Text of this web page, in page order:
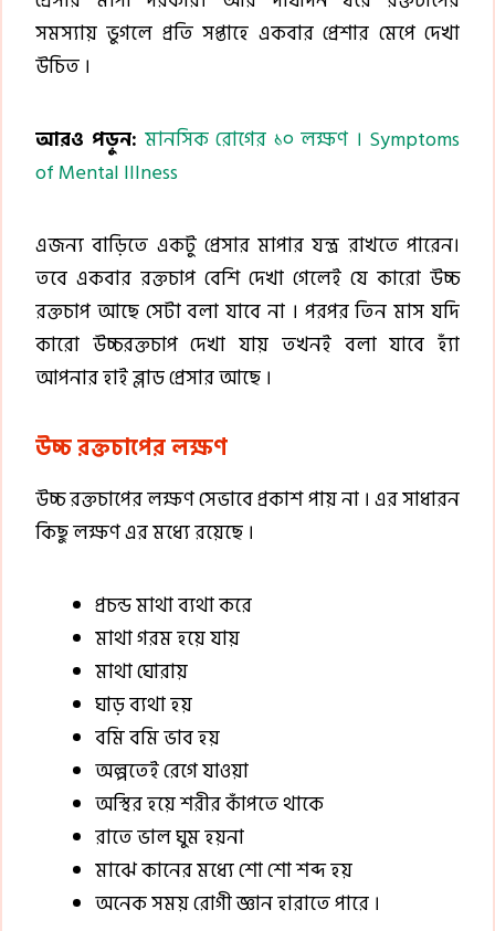
সমস্যায় ভুগলে প্রতি সপ্তাহে একবার প্রেশার মেপে দেখা
উচিত ।
আরও পড়ুন: মানসিক রোগের ১০ লক্ষণ । Symptoms
of Mental Illness
এজন্য বাড়িতে একটু প্রেসার মাপার যন্ত্র রাখতে পারেন।
তবে একবার রক্তচাপ বেশি দেখা গেলেই যে কারো উচ্চ
রক্তচাপ আছে সেটা বলা যাবে না । পরপর তিন মাস যদি
কারো উচ্চরক্তচাপ দেখা যায় তখনই বলা যাবে হ্যাঁ
আপনার হাই ব্লাড প্রেসার আছে ।
উচ্চ রক্তচাপের লক্ষণ
উচ্চ রক্তচাপের লক্ষণ সেভাবে প্রকাশ পায় না । এর সাধারন
কিছু লক্ষণ এর মধ্যে রয়েছে ।
প্রচন্ড মাথা ব্যথা করে
মাথা গরম হয়ে যায়
মাথা ঘোরায়
ঘাড় ব্যথা হয়
বমি বমি ভাব হয়
অল্পতেই রেগে যাওয়া
অস্থির হয়ে শরীর কাঁপতে থাকে
রাতে ভাল ঘুম হয়না
মাঝে কানের মধ্যে শো শো শব্দ হয়
অনেক সময় রোগী জ্ঞান হারাতে পারে ।